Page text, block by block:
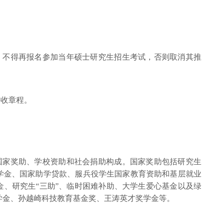
得再报名参加当年硕士研究生招生考试，否则取消其推
章程。
奖助、学校资助和社会捐助构成。国家奖助包括研究生
、国家助学贷款、服兵役学生国家教育资助和基层就业
研究生“三助”、临时困难补助、大学生爱心基金以及绿
、孙越崎科技教育基金奖、王涛英才奖学金等。